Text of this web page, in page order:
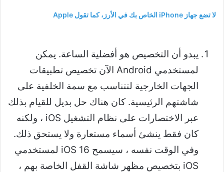
لا تضع جهاز iPhone الخاص بك في الأرز، كما تقول Apple
يبدو أن التخصيص هو أفضلية الساعة. يمكن
لمستخدمي Android الآن تخصيص تطبيقات
الجهات الخارجية لتتناسب مع سمة الخلفية على
شاشتهم الرئيسية. كان هناك حل بديل للقيام بذلك
عبر الاختصارات على نظام التشغيل iOS ، ولكنه
كان فقط ينشئ أسماء مستعارة ولا يستحق ذلك.
وفي الوقت نفسه ، سيسمح iOS 16 لمستخدمي
iOS بتخصيص مظهر شاشة القفل الخاصة بهم ،